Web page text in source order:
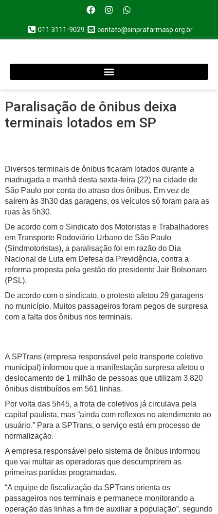
011 3111-9029 contato@sinprafarmasp.org.br
Paralisação de ônibus deixa
terminais lotados em SP
Diversos terminais de ônibus ficaram lotados durante a
madrugada e manhã desta sexta-feira (22) na cidade de
São Paulo por conta do atraso dos ônibus. Em vez de
saírem às 3h30 das garagens, os veículos só foram para as
ruas às 5h30.
De acordo com o Sindicato dos Motoristas e Trabalhadores
em Transporte Rodoviário Urbano de São Paulo
(Sindmotoristas), a paralisação foi em razão do Dia
Nacional de Luta em Defesa da Previdência, contra a
reforma proposta pela gestão do presidente Jair Bolsonaro
(PSL).
De acordo com o sindicato, o protesto afetou 29 garagens
no município. Muitos passageiros foram pegos de surpresa
com a falta dos ônibus nos terminais.
A SPTrans (empresa responsável pelo transporte coletivo
municipal) informou que a manifestação surpresa afetou o
deslocamento de 1 milhão de pessoas que utilizam 3.820
ônibus distribuídos em 561 linhas.
Por volta das 5h45, a frota de coletivos já circulava pela
capital paulista, mas “ainda com reflexos no atendimento ao
usuário.” Para a SPTrans, o serviço está em processo de
normalização.
A empresa responsável pelo sistema de ônibus informou
que vai multar as operadoras que descumprirem as
primeiras partidas programadas.
“A equipe de fiscalização da SPTrans orienta os
passageiros nos terminais e permanece monitorando a
operação das linhas a fim de auxiliar a população”, segundo